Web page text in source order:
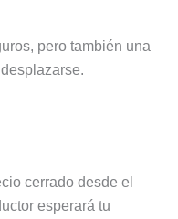
pero también una
cerrado desde el
esperará tu